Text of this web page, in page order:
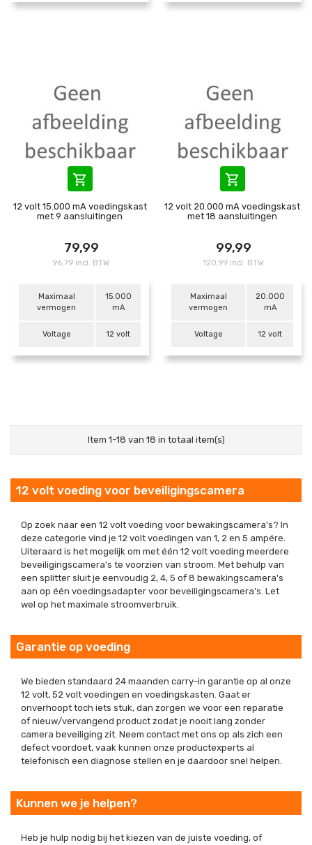

12 volt 15.000 mA voedingskast
met 9 aansluitingen
79,99
96,79 incl. BTW
Maximaal
vermogen
15.000
mA
Voltage 12 volt

12 volt 20.000 mA voedingskast
met 18 aansluitingen
99,99
120,99 incl. BTW
Maximaal
vermogen
20.000
mA
Voltage 12 volt
Item 1-18 van 18 in totaal item(s)
12 volt voeding voor beveiligingscamera
Op zoek naar een 12 volt voeding voor bewakingscamera's? In
deze categorie vind je 12 volt voedingen van 1, 2 en 5 ampére.
Uiteraard is het mogelijk om met één 12 volt voeding meerdere
beveiligingscamera's te voorzien van stroom. Met behulp van
een splitter sluit je eenvoudig 2, 4, 5 of 8 bewakingscamera's
aan op één voedingsadapter voor beveiligingscamera's. Let
wel op het maximale stroomverbruik.
Garantie op voeding
We bieden standaard 24 maanden carry-in garantie op al onze
12 volt, 52 volt voedingen en voedingskasten. Gaat er
onverhoopt toch iets stuk, dan zorgen we voor een reparatie
of nieuw/vervangend product zodat je nooit lang zonder
camera beveiliging zit. Neem contact met ons op als zich een
defect voordoet, vaak kunnen onze productexperts al
telefonisch een diagnose stellen en je daardoor snel helpen.
Kunnen we je helpen?
Heb je hulp nodig bij het kiezen van de juiste voeding, of